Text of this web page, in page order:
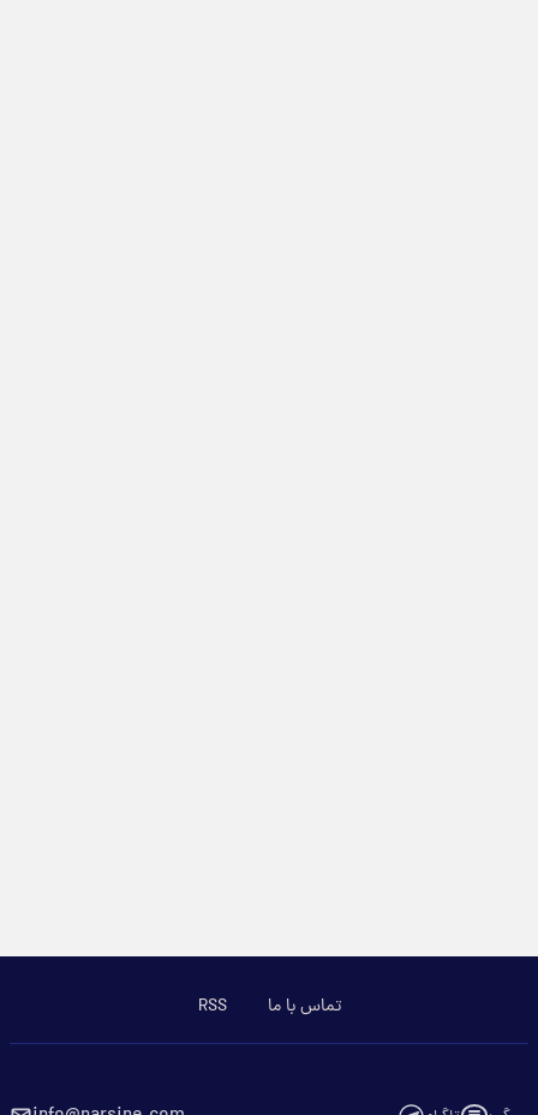
تماس با ما RSS